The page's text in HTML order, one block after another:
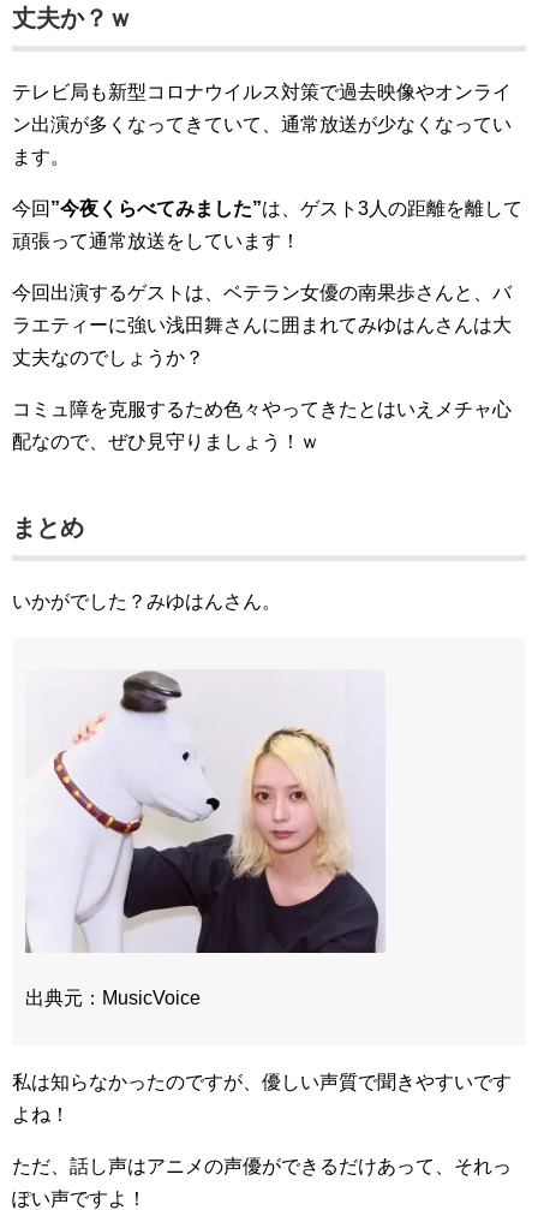
丈夫か？ｗ
テレビ局も新型コロナウイルス対策で過去映像やオンライ
ン出演が多くなってきていて、通常放送が少なくなってい
ます。
今回 ”今夜くらべてみました”は、ゲスト3人の距離を離して
頑張って通常放送をしています！
今回出演するゲストは、ベテラン女優の南果歩さんと、バ
ラエティーに強い浅田舞さんに囲まれてみゆはんさんは大
丈夫なのでしょうか？
コミュ障を克服するため色々やってきたとはいえメチャ心
配なので、ぜひ見守りましょう！ｗ
まとめ
いかがでした？みゆはんさん。
出典元：MusicVoice
私は知らなかったのですが、優しい声質で聞きやすいです
よね！
ただ、話し声はアニメの声優ができるだけあって、それっ
ぽい声ですよ！